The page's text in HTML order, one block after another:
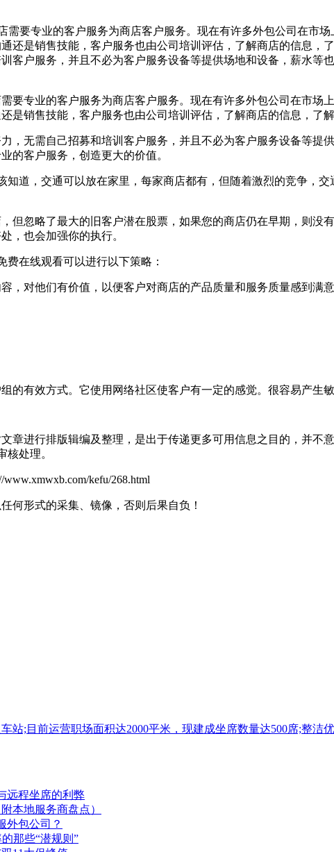
需要专业的客户服务为商店客户服务。现在有许多外包公司在市
还是销售技能，客户服务也由公司培训评估，了解商店的信息，
客户服务，并且不必为客户服务设备等提供场地和设备，薪水等
专业的客户服务为商店客户服务。现在有许多外包公司在市场
是销售技能，客户服务也由公司培训评估，了解商店的信息，了
无需自己招募和培训客户服务，并且不必为客户服务设备等提
的客户服务，创造更大的价值。
，交通可以放在家里，每家商店都有，但随着激烈的竞争，交
忽略了最大的旧客户潜在股票，如果您的商店仍在早期，则没
，也会加强你的执行。
在线观看可以进行以下策略：
对他们有价值，以便客户对商店的产品质量和服务质量感到满意
有效方式。它使用网络社区使客户有一定的感觉。很容易产生敏
章进行排版辑编及整理，是出于传递更多可用信息之目的，并不
处理。
kefu/268.html
何形式的采集、镜像，否则后果自负！
站;目前运营职场面积达2000平米，现建成坐席数量达500席;整
远程坐席的利弊
本地服务商盘点）
外包公司？
那些“潜规则”